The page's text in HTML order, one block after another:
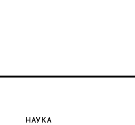
НАУКА